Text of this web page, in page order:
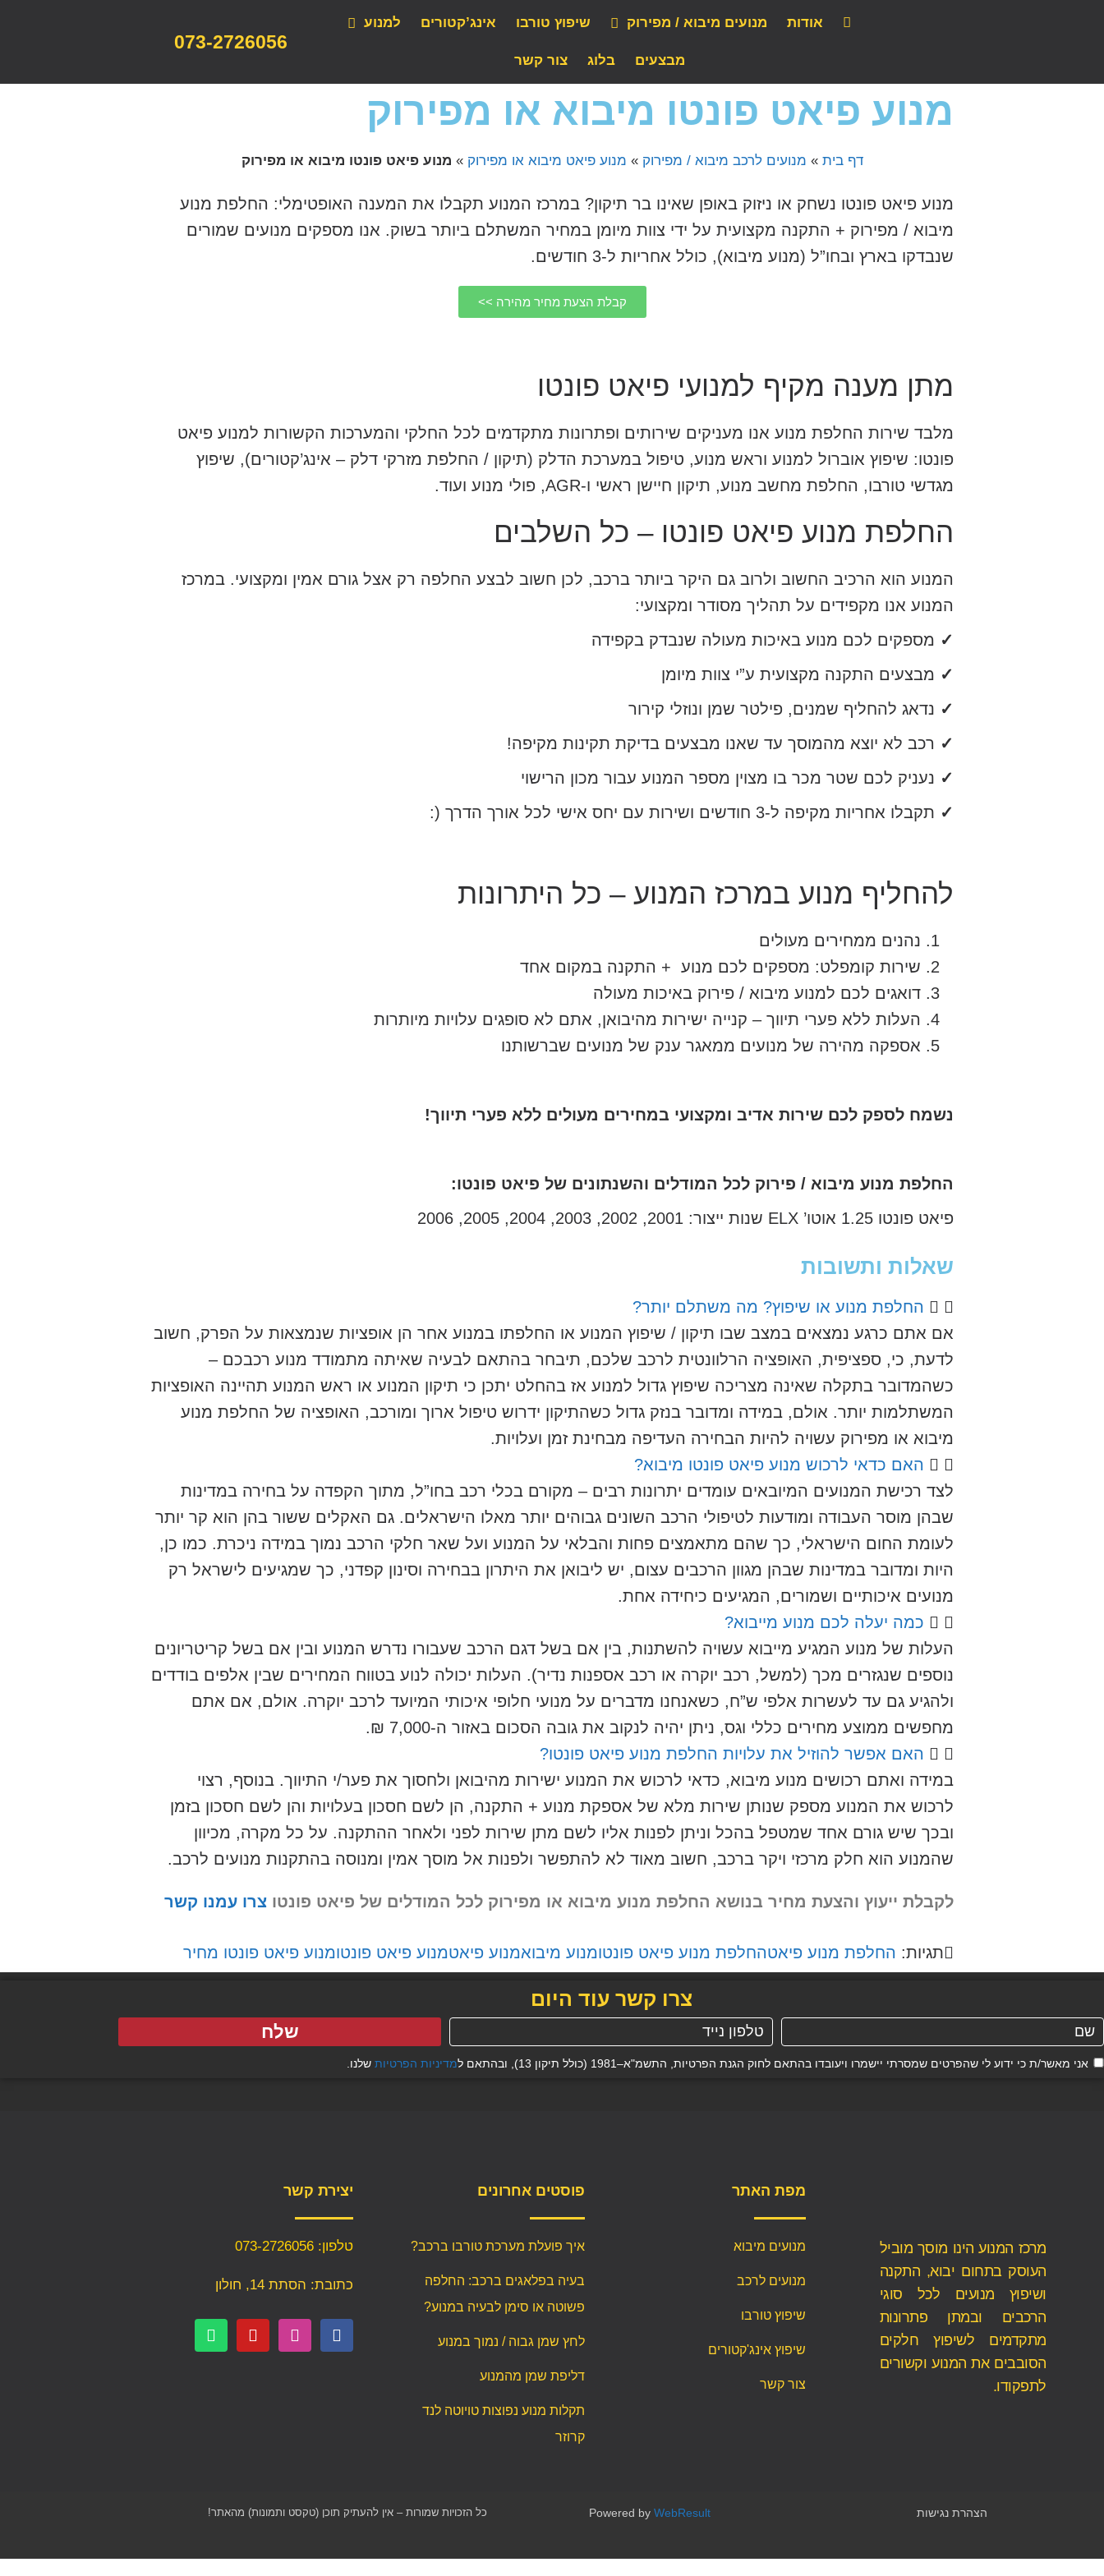
אודות מנועים מיבוא / מפירוק שיפוץ טורבו אינג’קטורים למנוע
מבצעים בלוג צור קשר
073-2726056
מנוע פיאט פונטו מיבוא או מפירוק
דף בית » מנועים לרכב מיבוא / מפירוק » מנוע פיאט מיבוא או מפירוק » מנוע פיאט פונטו מיבוא או מפירוק
מנוע פיאט פונטו נשחק או ניזוק באופן שאינו בר תיקון? במרכז המנוע תקבלו את המענה האופטימלי: החלפת מנוע
מיבוא / מפירוק + התקנה מקצועית על ידי צוות מיומן במחיר המשתלם ביותר בשוק. אנו מספקים מנועים שמורים
שנבדקו בארץ ובחו”ל (מנוע מיבוא), כולל אחריות ל-3 חודשים.
קבלת הצעת מחיר מהירה >>
מתן מענה מקיף למנועי פיאט פונטו
מלבד שירות החלפת מנוע אנו מעניקים שירותים ופתרונות מתקדמים לכל החלקי והמערכות הקשורות למנוע פיאט
פונטו: שיפוץ אוברול למנוע וראש מנוע, טיפול במערכת הדלק (תיקון / החלפת מזרקי דלק – אינג’קטורים), שיפוץ
מגדשי טורבו, החלפת מחשב מנוע, תיקון חיישן ראשי ו-AGR, פולי מנוע ועוד.
החלפת מנוע פיאט פונטו – כל השלבים
המנוע הוא הרכיב החשוב ולרוב גם היקר ביותר ברכב, לכן חשוב לבצע החלפה רק אצל גורם אמין ומקצועי. במרכז
המנוע אנו מקפידים על תהליך מסודר ומקצועי:
✓ מספקים לכם מנוע באיכות מעולה שנבדק בקפידה
✓ מבצעים התקנה מקצועית ע”י צוות מיומן
✓ נדאג להחליף שמנים, פילטר שמן ונוזלי קירור
✓ רכב לא יוצא מהמוסך עד שאנו מבצעים בדיקת תקינות מקיפה!
✓ נעניק לכם שטר מכר בו מצוין מספר המנוע עבור מכון הרישוי
✓ תקבלו אחריות מקיפה ל-3 חודשים ושירות עם יחס אישי לכל אורך הדרך (:
להחליף מנוע במרכז המנוע – כל היתרונות
נהנים ממחירים מעולים
שירות קומפלט: מספקים לכם מנוע + התקנה במקום אחד
דואגים לכם למנוע מיבוא / פירוק באיכות מעולה
העלות ללא פערי תיווך – קנייה ישירות מהיבואן, אתם לא סופגים עלויות מיותרות
אספקה מהירה של מנועים ממאגר ענק של מנועים שברשותנו
נשמח לספק לכם שירות אדיב ומקצועי במחירים מעולים ללא פערי תיווך!
החלפת מנוע מיבוא / פירוק לכל המודלים והשנתונים של פיאט פונטו:
פיאט פונטו 1.25 אוטו’ ELX שנות ייצור: 2001, 2002, 2003, 2004, 2005, 2006
שאלות ותשובות
החלפת מנוע או שיפוץ? מה משתלם יותר?
אם אתם כרגע נמצאים במצב שבו תיקון / שיפוץ המנוע או החלפתו במנוע אחר הן אופציות שנמצאות על הפרק, חשוב
לדעת, כי, ספציפית, האופציה הרלוונטית לרכב שלכם, תיבחר בהתאם לבעיה שאיתה מתמודד מנוע רכבכם –
כשהמדובר בתקלה שאינה מצריכה שיפוץ גדול למנוע אז בהחלט יתכן כי תיקון המנוע או ראש המנוע תהיינה האופציות
המשתלמות יותר. אולם, במידה ומדובר בנזק גדול כשהתיקון ידרוש טיפול ארוך ומורכב, האופציה של החלפת מנוע
מיבוא או מפירוק עשויה להיות הבחירה העדיפה מבחינת זמן ועלויות.
האם כדאי לרכוש מנוע פיאט פונטו מיבוא?
לצד רכישת המנועים המיובאים עומדים יתרונות רבים – מקורם בכלי רכב בחו”ל, מתוך הקפדה על בחירה במדינות
שבהן מוסר העבודה ומודעות לטיפולי הרכב השונים גבוהים יותר מאלו הישראלים. גם האקלים ששור בהן הוא קר יותר
לעומת החום הישראלי, כך שהם מתאמצים פחות והבלאי על המנוע ועל שאר חלקי הרכב נמוך במידה ניכרת. כמו כן,
היות ומדובר במדינות שבהן מגוון הרכבים עצום, יש ליבואן את היתרון בבחירה וסינון קפדני, כך שמגיעים לישראל רק
מנועים איכותיים ושמורים, המגיעים כיחידה אחת.
כמה יעלה לכם מנוע מייבוא?
העלות של מנוע המגיע מייבוא עשויה להשתנות, בין אם בשל דגם הרכב שעבורו נדרש המנוע ובין אם בשל קריטריונים
נוספים שנגזרים מכך (למשל, רכב יוקרה או רכב אספנות נדיר). העלות יכולה לנוע בטווח המחירים שבין אלפים בודדים
ולהגיע גם עד לעשרות אלפי ש”ח, כשאנחנו מדברים על מנועי חלופי איכותי המיועד לרכב יוקרה. אולם, אם אתם
מחפשים ממוצע מחירים כללי וגס, ניתן יהיה לנקוב את גובה הסכום באזור ה-7,000 ₪.
האם אפשר להוזיל את עלויות החלפת מנוע פיאט פונטו?
במידה ואתם רכושים מנוע מיבוא, כדאי לרכוש את המנוע ישירות מהיבואן ולחסוך את פער/י התיווך. בנוסף, רצוי
לרכוש את המנוע מספק שנותן שירות מלא של אספקת מנוע + התקנה, הן לשם חסכון בעלויות והן לשם חסכון בזמן
ובכך שיש גורם אחד שמטפל בהכל וניתן לפנות אליו לשם מתן שירות לפני ולאחר ההתקנה. על כל מקרה, מכיוון
שהמנוע הוא חלק מרכזי ויקר ברכב, חשוב מאוד לא להתפשר ולפנות אל מוסך אמין ומנוסה בהתקנות מנועים לרכב.
לקבלת ייעוץ והצעת מחיר בנושא החלפת מנוע מיבוא או מפירוק לכל המודלים של פיאט פונטו צרו עמנו קשר
תגיות: החלפת מנוע פיאטהחלפת מנוע פיאט פונטומנוע מיבואמנוע פיאטמנוע פיאט פונטומנוע פיאט פונטו מחיר
צרו קשר עוד היום
אני מאשר/ת כי ידוע לי שהפרטים שמסרתי יישמרו ויעובדו בהתאם לחוק הגנת הפרטיות, התשמ"א–1981 (כולל תיקון 13), ובהתאם ל מדיניות הפרטיות שלנו.
שלח
מרכז המנוע הינו מוסך מוביל
העוסק בתחום יבוא, התקנה
ושיפוץ מנועים לכל סוגי
הרכבים ובמתן פתרונות
מתקדמים לשיפוץ חלקים
הסובבים את המנוע וקשורים
לתפקודו.
מפת האתר
מנועים מיבוא
מנועים לרכב
שיפוץ טורבו
שיפוץ אינג'קטורים
צור קשר
פוסטים אחרונים
איך פועלת מערכת טורבו ברכב?
בעיה בפלאגים ברכב: החלפה
פשוטה או סימן לבעיה במנוע?
לחץ שמן גבוה / נמוך במנוע
דליפת שמן מהמנוע
תקלות מנוע נפוצות טויוטה לנד
קרוזר
יצירת קשר
טלפון: 073-2726056
כתובת: הסתת 14, חולון
הצהרת נגישות Powered by WebResult כל הזכויות שמורות – אין להעתיק תוכן (טקסט ותמונות) מהאתר!